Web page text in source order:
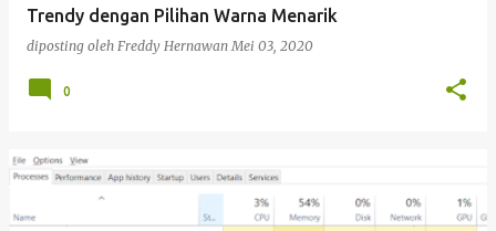
Trendy dengan Pilihan Warna Menarik
diposting oleh Freddy Hernawan Mei 03, 2020
0